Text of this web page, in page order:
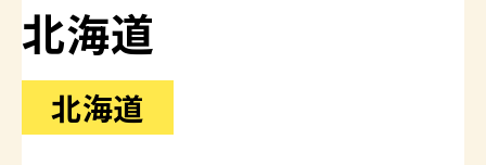
北海道
北海道